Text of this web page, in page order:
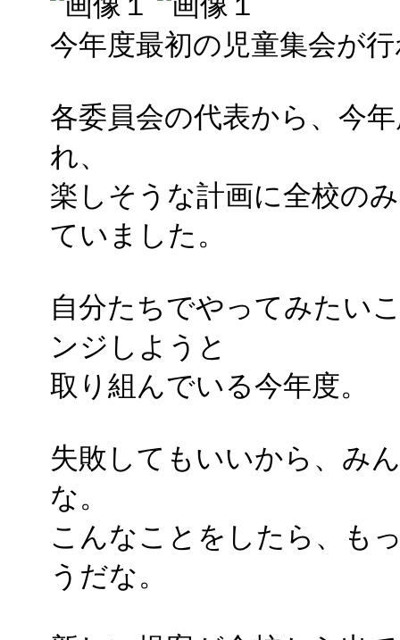
今年度最初の児童集会が
各委員会の代表から、今
れ、
楽しそうな計画に全校の
ていました。
自分たちでやってみたい
ンジしようと
取り組んでいる今年度。
失敗してもいいから、み
な。
こんなことをしたら、も
うだな。